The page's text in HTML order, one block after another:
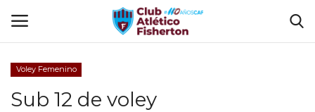
Voley Femenino
Sub 12 de voley